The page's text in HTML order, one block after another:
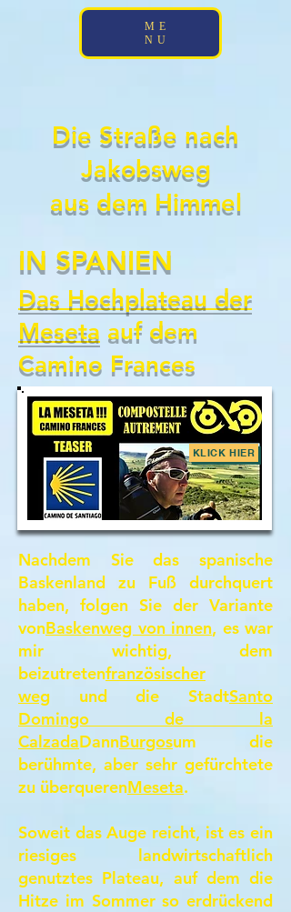
ME
NU
Die Straße nach
Jakobsweg
aus dem Himmel
IN SPANIEN
Das Hochplateau der
Meseta auf dem
Camino Frances
KLICK HIER
Nachdem Sie das spanische
Baskenland zu Fuß durchquert
haben, folgen Sie der Variante
vonBaskenweg von innen, es war
mir wichtig, dem
beizutretenfranzösischer
weg und die StadtSanto
Domingo de la
CalzadaDannBurgosum die
berühmte, aber sehr gefürchtete
zu überquerenMeseta.
Soweit das Auge reicht, ist es ein
riesiges landwirtschaftlich
genutztes Plateau, auf dem die
Hitze im Sommer so erdrückend